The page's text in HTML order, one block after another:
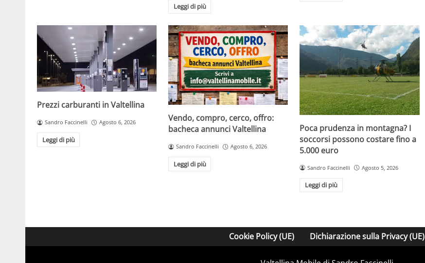
Leggi di più
Prezzi carburanti in Valtellina
Sandro Faccinelli Agosto 6, 2026
Leggi di più
Vendo, compro, cerco, offro:
bacheca annunci Valtellina
Sandro Faccinelli Agosto 6, 2026
Leggi di più
Poca prudenza in montagna? I
soccorsi possono costare fino a
5.000 euro
Sandro Faccinelli Agosto 5, 2026
Leggi di più
Cookie Policy (UE) Dichiarazione sulla Privacy (UE)